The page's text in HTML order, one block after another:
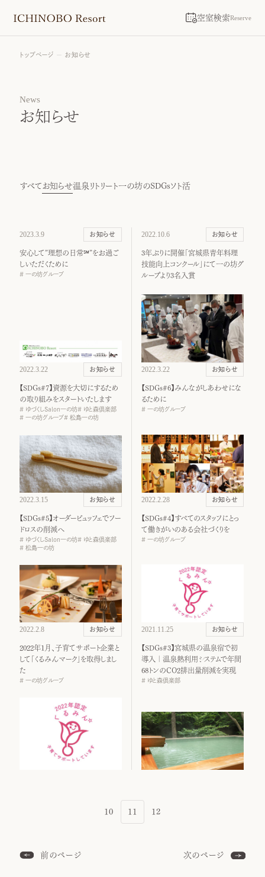
空室検索Reserve
トップページ お知らせ
News
お知らせ
すべてお知らせ温泉リトリート一の坊のSDGsソト活
2023.3.9 お知らせ
安心して”理想の日常℠”をお過ご
しいただくために
一の坊グループ
2022.10.6 お知らせ
3年ぶりに開催「宮城県青年料理
技能向上コンクール」にて一の坊グ
ループより3名入賞
2022.3.22 お知らせ
【SDGs#7】資源を大切にするため
の取り組みをスタートいたします
ゆづくしSalon一の坊
ゆと森倶楽部
一の坊グループ
松島一の坊
2022.3.22 お知らせ
【SDGs#6】みんながしあわせにな
るために
一の坊グループ
2022.3.15 お知らせ
【SDGs#5】オーダービュッフェでフー
ドロスの削減へ
ゆづくしSalon一の坊
ゆと森倶楽部
松島一の坊
2022.2.28 お知らせ
【SDGs#4】すべてのスタッフにとっ
て働きがいのある会社づくりを
一の坊グループ
2022.2.8 お知らせ
2022年1月、子育てサポート企業と
して「くるみんマーク」を取得しまし
た
一の坊グループ
2021.11.25 お知らせ
【SDGs#3】宮城県の温泉宿で初
導入｜温泉熱利用システムで年間
68トンのCO2排出量削減を実現
ゆと森倶楽部
前のページ
10 11 12
次のページ